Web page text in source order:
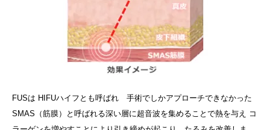
FUSは HIFUハイフとも呼ばれ 手術でしかアプローチできなかった
SMAS（筋膜）と呼ばれる深い層に超音波を集めることで熱を与え コ